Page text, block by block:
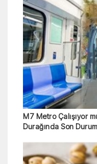
M7 Metro Çalışıyor
Durağında Son